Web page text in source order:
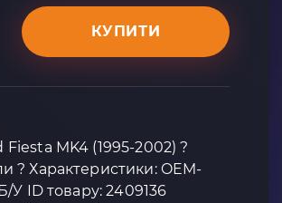
КУПИТИ
MK4 (1995-2002) ?
? Характеристики: OEM-
У ID товару: 2409136